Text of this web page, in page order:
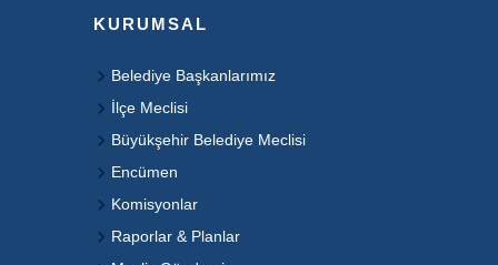
KURUMSAL
Belediye Başkanlarımız
İlçe Meclisi
Büyükşehir Belediye Meclisi
Encümen
Komisyonlar
Raporlar & Planlar